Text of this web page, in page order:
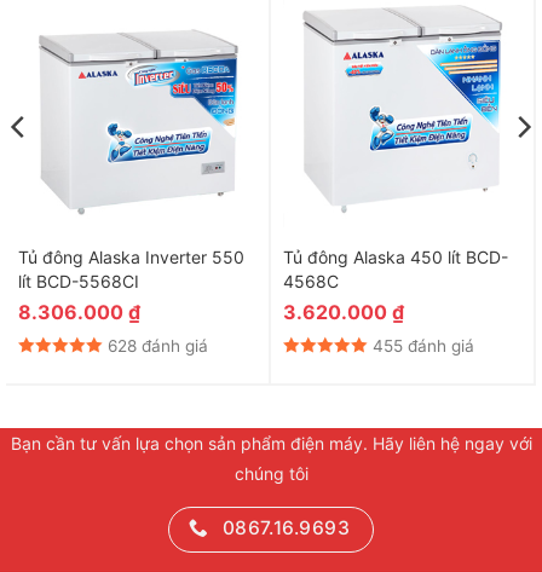
Tủ đông Alaska Inverter 550
lít BCD-5568CI
8.306.000 ₫
628 đánh giá
Tủ đông Alaska 450 lít BCD-
4568C
3.620.000 ₫
455 đánh giá
Bạn cần tư vấn lựa chọn sản phẩm điện máy. Hãy liên hệ ngay với
chúng tôi
0867.16.9693